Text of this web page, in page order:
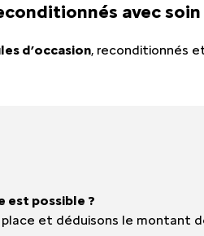
avec soin
d’occasion, reconditionnés
est possible ?
et déduisons le montant